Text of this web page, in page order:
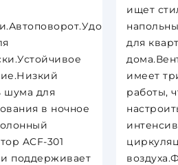
шума для
в ночное
ACF-301
и поддерживает
ищет
для
имеет
работы,